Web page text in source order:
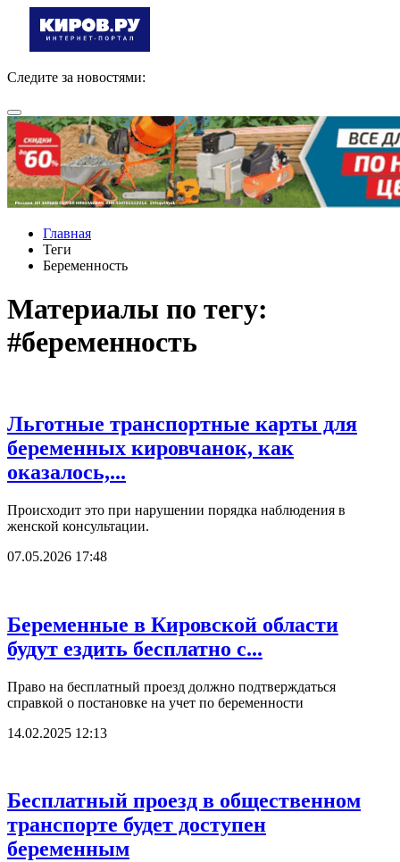
Следите за новостями:
Главная
Теги
Беременность
Материалы по тегу:
#беременность
Льготные транспортные карты для
беременных кировчанок, как
оказалось,...
Происходит это при нарушении порядка наблюдения в
женской консультации.
07.05.2026 17:48
Беременные в Кировской области
будут ездить бесплатно с...
Право на бесплатный проезд должно подтверждаться
справкой о постановке на учет по беременности
14.02.2025 12:13
Бесплатный проезд в общественном
транспорте будет доступен
беременным